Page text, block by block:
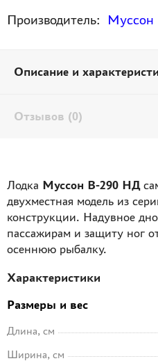
Производитель: Муссон
Описание и
Отзывов (0)
Лодка Муссон В-290 НД
двухместная модель из
конструкции. Надувное
пассажирам и защиту ног
осеннюю рыбалку.
Характеристики
Размеры и вес
Длина, см
Ширина, см